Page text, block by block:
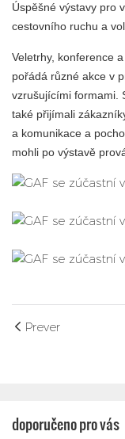
Úspěšné výstavy pro
cestovního ruchu a
Veletrhy, konference
pořádá různé akce v
vzrušujícími formami.
také přijímali
a komunikace a
mohli po výstavě
Prever
doporučeno pro vás